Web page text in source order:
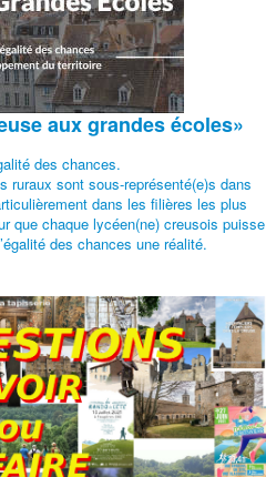
aux grandes écoles»
des chances.
ruraux sont sous-représenté(e)s dans
dans les filières les plus
que chaque lycéen(ne) creusois puisse
des chances une réalité.